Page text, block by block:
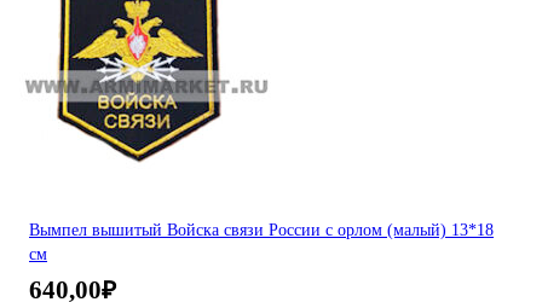
Вымпел вышитый Войска связи России с орлом (малый) 13*18
см
640,00₽